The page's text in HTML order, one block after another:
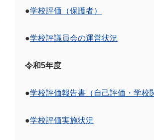
●学校評価（保護者）
●学校評議員会の運営状況
令和5年度
●学校評価報告書（自己評価・学校
●学校評価実施状況